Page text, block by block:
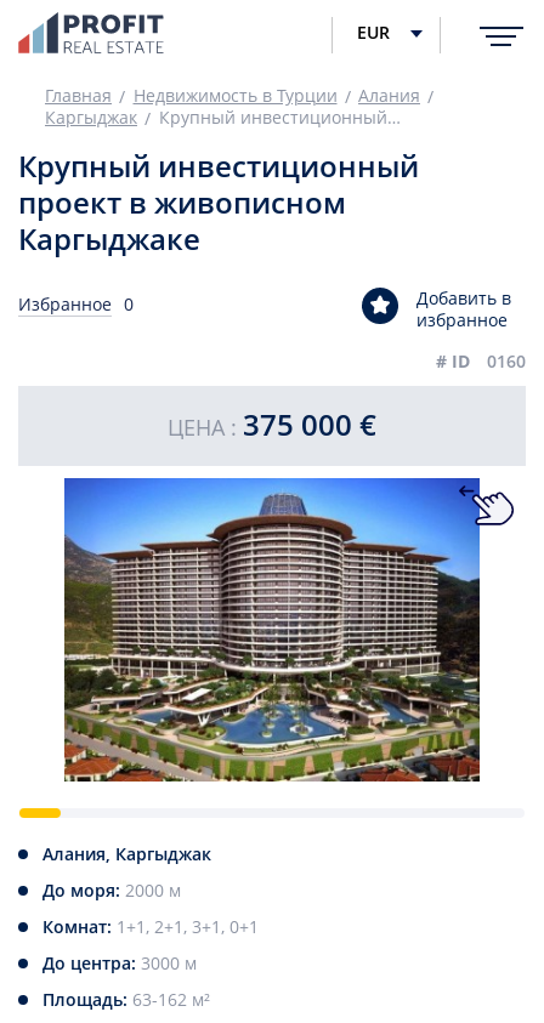
EUR
Главная Недвижимость в Турции
Алания
Каргыджак
Крупный инвестиционный проект в живописном Каргыджаке
Крупный инвестиционный
проект в живописном
Каргыджаке
Избранное 0
Добавить в
избранное
# ID
0160
ЦЕНА : 375 000 €
Алания, Каргыджак
До моря: 2000 м
Комнат: 1+1, 2+1, 3+1, 0+1
До центра: 3000 м
Площадь: 63-162 м²